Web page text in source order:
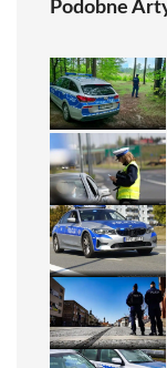
Podobne